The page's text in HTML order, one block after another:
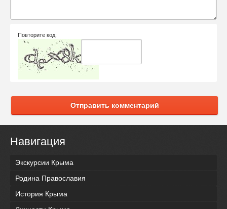
Повторите код:
Отправить комментарий
Навигация
Экскурсии Крыма
Родина Православия
История Крыма